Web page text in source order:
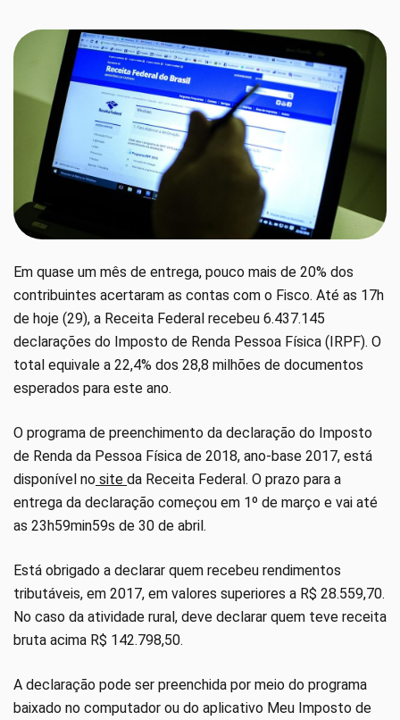
Em quase um mês de entrega, pouco mais de 20% dos
contribuintes acertaram as contas com o Fisco. Até as 17h
de hoje (29), a Receita Federal recebeu 6.437.145
declarações do Imposto de Renda Pessoa Física (IRPF). O
total equivale a 22,4% dos 28,8 milhões de documentos
esperados para este ano.
O programa de preenchimento da declaração do Imposto
de Renda da Pessoa Física de 2018, ano-base 2017, está
disponível no site da Receita Federal. O prazo para a
entrega da declaração começou em 1º de março e vai até
as 23h59min59s de 30 de abril.
Está obrigado a declarar quem recebeu rendimentos
tributáveis, em 2017, em valores superiores a R$ 28.559,70.
No caso da atividade rural, deve declarar quem teve receita
bruta acima R$ 142.798,50.
A declaração pode ser preenchida por meio do programa
baixado no computador ou do aplicativo Meu Imposto de